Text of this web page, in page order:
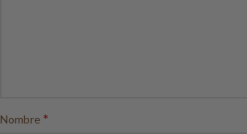
Nombre *